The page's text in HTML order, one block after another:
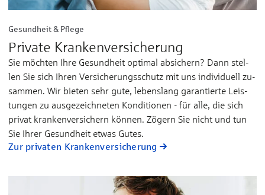
Gesundheit & Pflege
Private Kranken­versicherung
Sie möchten Ihre Ge­sund­heit op­ti­mal ab­si­chern? Dann stel­
len Sie sich Ih­­ren Ver­si­che­rungs­­schutz mit uns in­di­vi­­duell zu­­
sam­men. Wir bie­­ten sehr gu­te, le­bens­­lang ga­ran­­tier­­te Leis­
tun­gen zu aus­­ge­­zeich­­ne­ten Kon­di­­tio­nen - für al­le, die sich
pri­vat kran­­ken­­ver­­si­chern kön­nen. Zö­gern Sie nicht und tun
Sie Ih­rer Ge­sund­­heit et­was Gu­tes.
Zur privaten Kranken­versicherung